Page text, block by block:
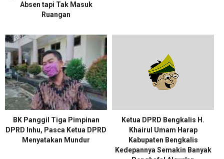
Absen tapi Tak Masuk
Ruangan
BK Panggil Tiga Pimpinan
DPRD Inhu, Pasca Ketua DPRD
Menyatakan Mundur
Ketua DPRD Bengkalis H.
Khairul Umam Harap
Kabupaten Bengkalis
Kedepannya Semakin Banyak